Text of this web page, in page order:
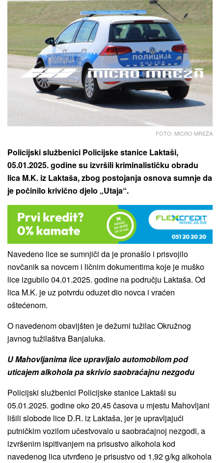
FOTO: MICRO MREŽA
Policijski službenici Policijske stanice Laktaši,
05.01.2025. godine su izvršili kriminalističku obradu
lica M.K. iz Laktaša, zbog postojanja osnova sumnje da
je počinilo krivično djelo „Utaja“.
Navedeno lice se sumnjiči da je pronašlo i prisvojilo
novčanik sa novcem i ličnim dokumentima koje je muško
lice izgubilo 04.01.2025. godine na području Laktaša. Od
lica M.K. je uz potvrdu oduzet dio novca i vraćen
oštećenom.
O navedenom obavijšten je dežurni tužilac Okružnog
javnog tužilaštva Banjaluka.
U Mahovljanima lice upravljalo automobilom pod
uticajem alkohola pa skrivio saobraćajnu nezgodu
Policijski službenici Policijske stanice Laktaši su
05.01.2025. godine oko 20,45 časova u mjestu Mahovljani
lišili slobode lice D.R. iz Laktaša, jer je upravljajući
putničkim vozilom učestvovalo u saobraćajnoj nezgodi, a
izvršenim ispitivanjem na prisustvo alkohola kod
navedenog lica utvrđeno je prisustvo od 1,92 g/kg alkohola